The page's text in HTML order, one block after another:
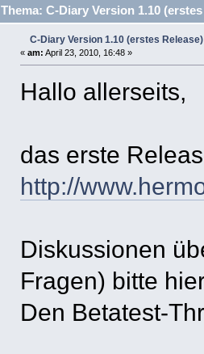
Thema: C-Diary Version 1.10
C-Diary Version 1.10 (erstes Release)
« am: April 23, 2010, 16:48 »
Hallo allerseits,
das erste
http://
Diskussionen
Fragen) bitte
Den Betatest-